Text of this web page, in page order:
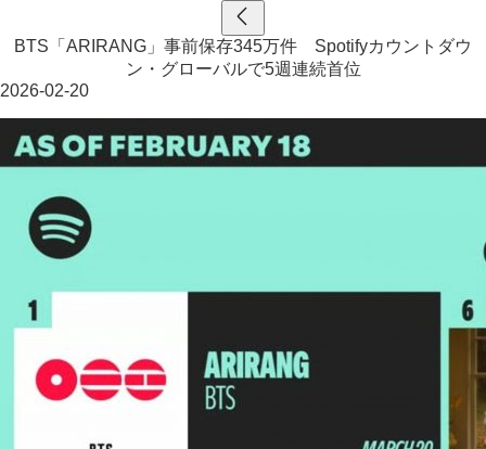
BTS「ARIRANG」事前保存345万件 Spotifyカウントダウ
ン・グローバルで5週連続首位
2026-02-20